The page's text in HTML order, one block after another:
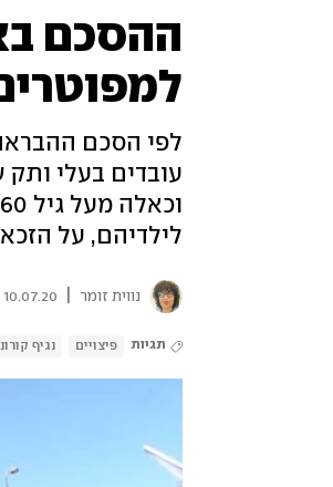
ההסכם
לילדיהם, על
נווית זומר 10.07.20 | 10:29
תגיות פיצויים נגיף